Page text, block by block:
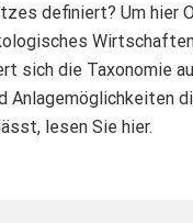
definiert? Um hier
die Taxonomie
lesen Sie hier.